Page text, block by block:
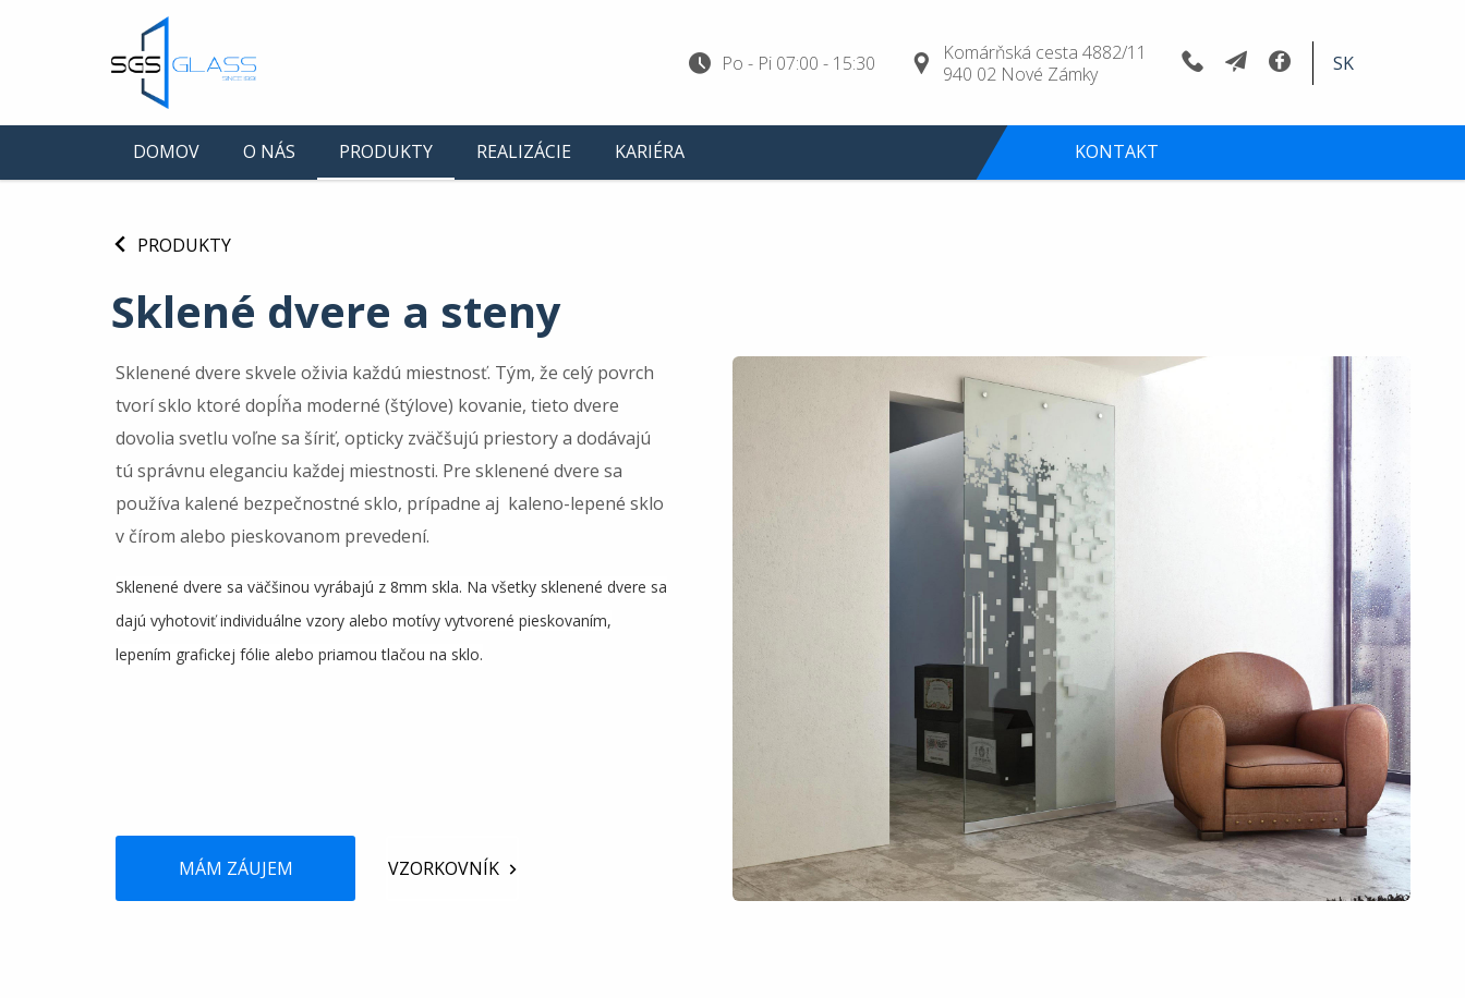
Po - Pi 07:00 - 15:30
Komárňská cesta 4882/11
940 02 Nové Zámky
SK
KONTAKT
DOMOV O NÁS PRODUKTY REALIZÁCIE KARIÉRA
PRODUKTY
Sklené dvere a steny
Sklenené dvere skvele oživia každú miestnosť. Tým, že celý povrch
tvorí sklo ktoré dopĺňa moderné (štýlove) kovanie, tieto dvere
dovolia svetlu voľne sa šíriť, opticky zväčšujú priestory a dodávajú
tú správnu eleganciu každej miestnosti. Pre sklenené dvere sa
používa kalené bezpečnostné sklo, prípadne aj kaleno-lepené sklo
v čírom alebo pieskovanom prevedení.
Sklenené dvere sa väčšinou vyrábajú z 8mm skla. Na všetky sklenené dvere sa
dajú vyhotoviť individuálne vzory alebo motívy vytvorené pieskovaním,
lepením grafickej fólie alebo priamou tlačou na sklo.
MÁM ZÁUJEM VZORKOVNÍK